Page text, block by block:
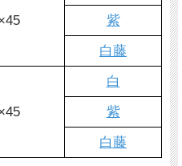
紫
白藤
白
紫
白藤